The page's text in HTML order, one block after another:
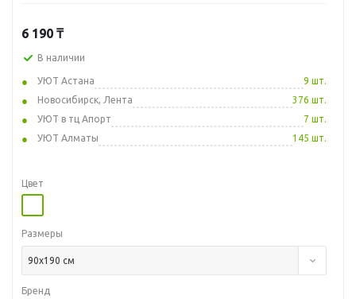
6 190 ₸
В наличии
УЮТ Астана
9 шт.
Новосибирск, Лента
376 шт.
УЮТ в тц Апорт
7 шт.
УЮТ Алматы
145 шт.
Цвет
Размеры
90x190 см
Бренд